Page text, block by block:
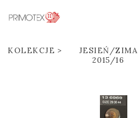
KOLEKCJE
JESIEŃ/ZIMA
2015/16